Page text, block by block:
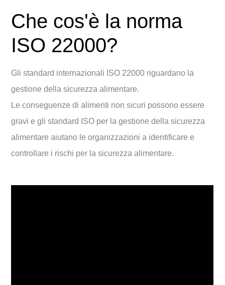
Che cos'è la norma
ISO 22000?
Gli standard internazionali ISO 22000 riguardano la
gestione della sicurezza alimentare.
Le conseguenze di alimenti non sicuri possono essere
gravi e gli standard ISO per la gestione della sicurezza
alimentare aiutano le organizzazioni a identificare e
controllare i rischi per la sicurezza alimentare.